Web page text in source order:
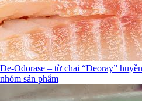
De-Odorase – từ chai “Deoray”
nhóm sản phẩm